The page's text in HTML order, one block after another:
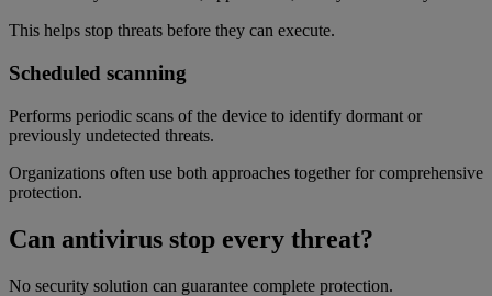
This helps stop threats before they can execute.
Scheduled scanning
Performs periodic scans of the device to identify dormant or
previously undetected threats.
Organizations often use both approaches together for comprehensive
protection.
Can antivirus stop every threat?
No security solution can guarantee complete protection.